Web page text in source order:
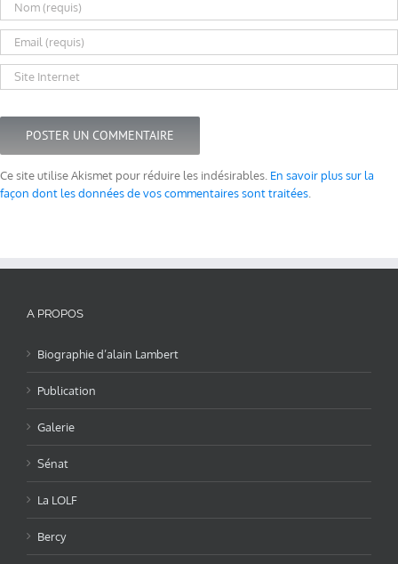
Ce site utilise Akismet pour réduire les indésirables. En savoir plus sur la
façon dont les données de vos commentaires sont traitées
A PROPOS
Biographie d’alain Lambert
Publication
Galerie
Sénat
La LOLF
Bercy